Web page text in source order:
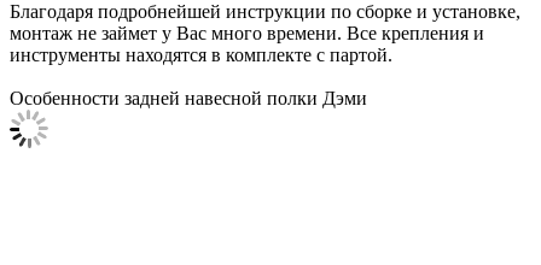
Благодаря подробнейшей инструкции по сборке и установке,
монтаж не займет у Вас много времени. Все крепления и
инструменты находятся в комплекте с партой.
Особенности задней навесной полки Дэми